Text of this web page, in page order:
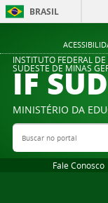
BRASIL
INSTITUTO FEDERAL
SUDESTE DE MINAS
IF
MINISTÉRIO DA
Buscar no portal
Fale Conosco